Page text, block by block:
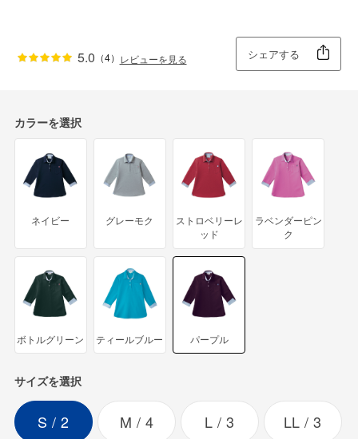
5.0 （4） レビューを見る シェアする
カラーを選択
ネイビー グレーモク
ストロベリーレ
ッド
ラベンダーピン
ク
ボトルグリーン ティールブルー パープル
サイズを選択
S 2 M 4 L 3 LL 3